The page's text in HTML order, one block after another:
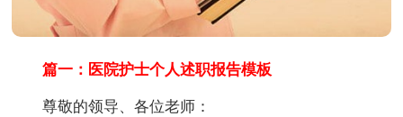
篇一：医院护士个人述职报告模板
尊敬的领导、各位老师：